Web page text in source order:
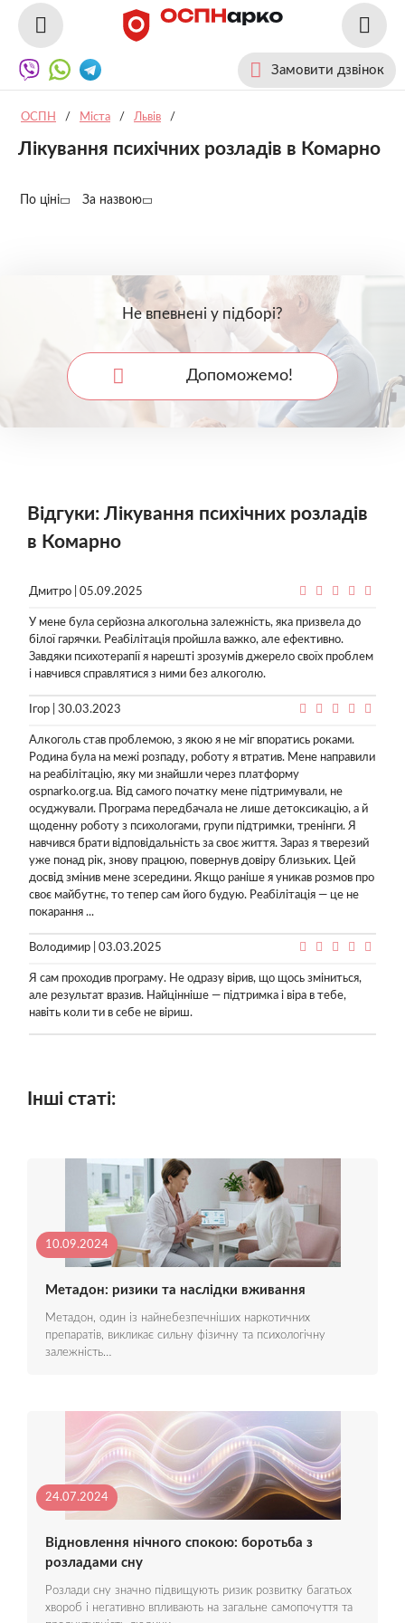
Замовити дзвінок
ОСПН / Міста / Львів /
Лікування психічних розладів в Комарно
По ціні За назвою
Не впевнені у підборі?
Допоможемо!
Відгуки: Лікування психічних розладів
в Комарно
Дмитро | 05.09.2025
У мене була серйозна алкогольна залежність, яка призвела до
білої гарячки. Реабілітація пройшла важко, але ефективно.
Завдяки психотерапії я нарешті зрозумів джерело своїх проблем
і навчився справлятися з ними без алкоголю.
Ігор | 30.03.2023
Алкоголь став проблемою, з якою я не міг впоратись роками.
Родина була на межі розпаду, роботу я втратив. Мене направили
на реабілітацію, яку ми знайшли через платформу
ospnarko.org.ua. Від самого початку мене підтримували, не
осуджували. Програма передбачала не лише детоксикацію, а й
щоденну роботу з психологами, групи підтримки, тренінги. Я
навчився брати відповідальність за своє життя. Зараз я тверезий
уже понад рік, знову працюю, повернув довіру близьких. Цей
досвід змінив мене зсередини. Якщо раніше я уникав розмов про
своє майбутнє, то тепер сам його будую. Реабілітація — це не
покарання ...
Володимир | 03.03.2025
Я сам проходив програму. Не одразу вірив, що щось зміниться,
але результат вразив. Найцінніше — підтримка і віра в тебе,
навіть коли ти в себе не віриш.
Інші статі:
10.09.2024
Метадон: ризики та наслідки вживання
Метадон, один із найнебезпечніших наркотичних
препаратів, викликає сильну фізичну та психологічну
залежність…
24.07.2024
Відновлення нічного спокою: боротьба з
розладами сну
Розлади сну значно підвищують ризик розвитку багатьох
хвороб і негативно впливають на загальне самопочуття та